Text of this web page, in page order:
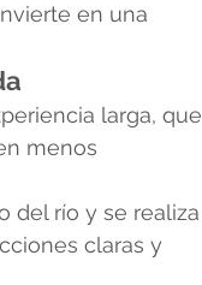
en una
larga, que
menos
del río y se realiza
claras y